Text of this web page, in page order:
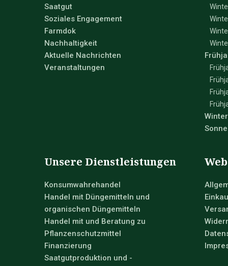
Saatgut
Soziales Engagement
Farmdok
Nachhaltigkeit
Aktuelle Nachrichten
Veranstaltungen
Unsere Dienstleistungen
Konsumwahrehandel
Handel mit Düngemitteln und
organischen Düngemitteln
Handel mit und Beratung zu
Pflanzenschutzmittel
Finanzierung
Saatgutproduktion und -